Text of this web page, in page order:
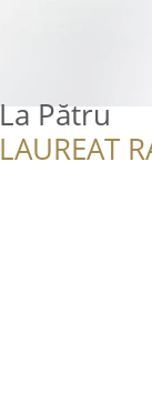
La Pătru
LAUREAT